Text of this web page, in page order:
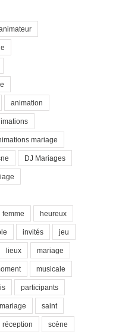
animation
mariage
DJ Mariages
femme heureux
invités jeu
lieux mariage
musicale
participants
saint
réception scène